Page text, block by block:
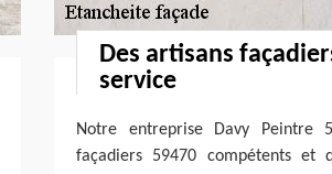
Des artisans
service
Notre entreprise Davy Peintre
façadiers 59470 compétents